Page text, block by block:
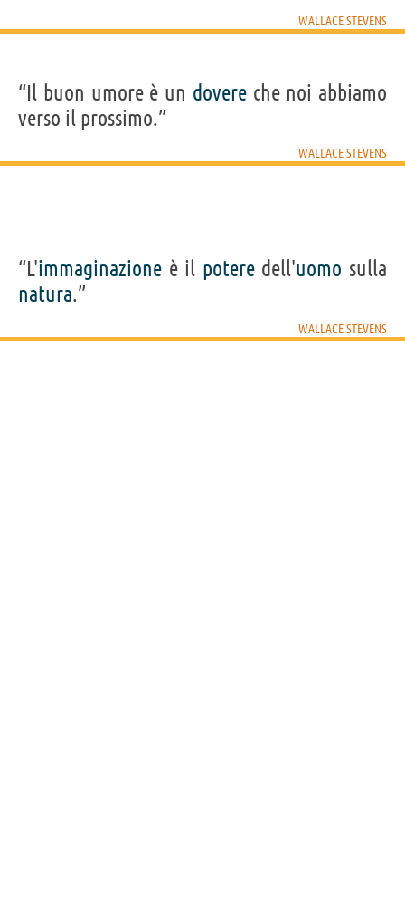
WALLACE STEVENS
“Il buon umore è un dovereche noi abbiamo
verso il prossimo.”
WALLACE STEVENS
“L'immaginazione è il poteredell'uomo sulla
natura.”
WALLACE STEVENS